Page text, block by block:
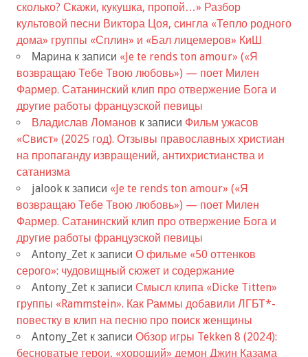
сколько? Скажи, кукушка, пропой…» Разбор
культовой песни Виктора Цоя, сингла «Тепло родного
дома» группы «Сплин» и «Бал лицемеров» КиШ
Марина к записи «Je te rends ton amour» («Я
возвращаю Тебе Твою любовь») — поет Милен
Фармер. Сатанинский клип про отвержение Бога и
другие работы французской певицы
Владислав Ломанов к записи Фильм ужасов
«Свист» (2025 год). Отзывы православных христиан
на пропаганду извращений, антихристианства и
сатанизма
jalook к записи «Je te rends ton amour» («Я
возвращаю Тебе Твою любовь») — поет Милен
Фармер. Сатанинский клип про отвержение Бога и
другие работы французской певицы
Antony_Zet к записи О фильме «50 оттенков
серого»: чудовищный сюжет и содержание
Antony_Zet к записи Смысл клипа «Dicke Titten»
группы «Rammstein». Как Раммы добавили ЛГБТ*-
повестку в клип на песню про поиск женщины
Antony_Zet к записи Обзор игры Tekken 8 (2024):
бесноватые герои, «хороший» демон Джин Казама